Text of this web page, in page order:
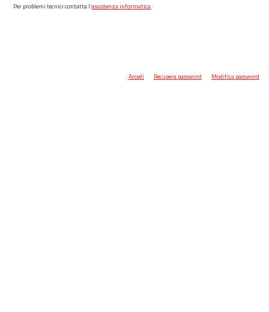
Per problemi tecnici contatta l’assistenza informatica.
Accedi Recupera password Modifica password